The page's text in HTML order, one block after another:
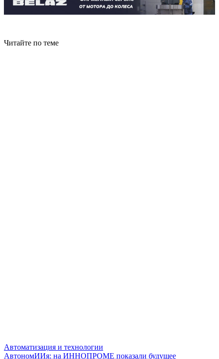
Читайте по теме
Автоматизация и технологии
АвтономИИя: на ИННОПРОМЕ показали будущее